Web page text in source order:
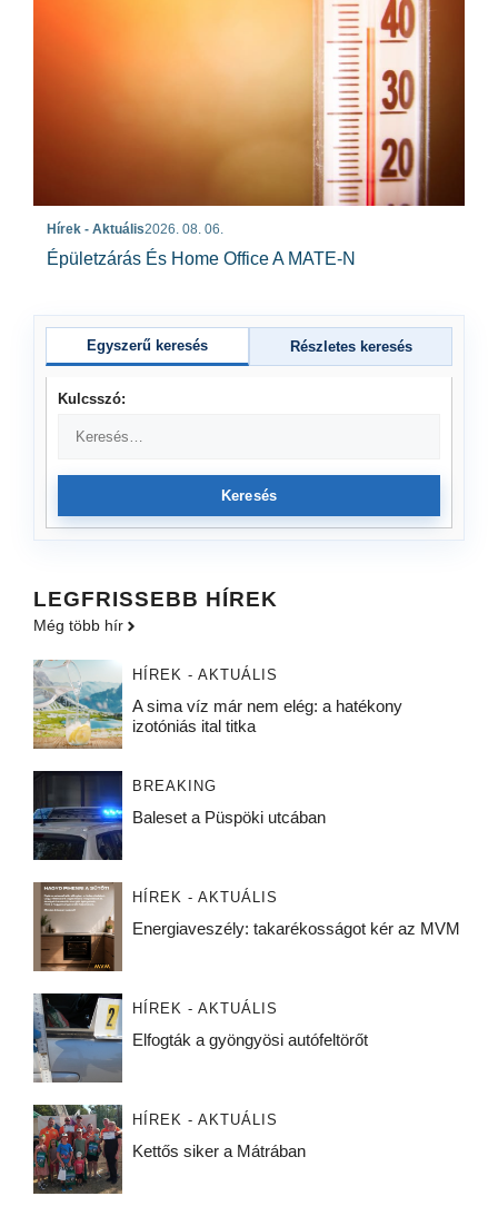
Hírek - Aktuális2026. 08. 06.
Épületzárás És Home Office A MATE-N
Egyszerű keresés Részletes keresés
Kulcsszó:
Keresés
LEGFRISSEBB HÍREK
Még több hír
HÍREK - AKTUÁLIS
A sima víz már nem elég: a hatékony
izotóniás ital titka
BREAKING
Baleset a Püspöki utcában
HÍREK - AKTUÁLIS
Energiaveszély: takarékosságot kér az MVM
HÍREK - AKTUÁLIS
Elfogták a gyöngyösi autófeltörőt
HÍREK - AKTUÁLIS
Kettős siker a Mátrában